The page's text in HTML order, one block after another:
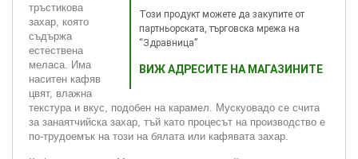
Този продукт можете да закупите от
партньорската, търговска мрежа на
“Здравница”
ВИЖ АДРЕСИТЕ НА МАГАЗИНИТЕ
тръстикова
захар, която
съдържа
естествена
меласа. Има
наситен кафяв
цвят, влажна
текстура и вкус, подобен на карамел. Мускуовадо се счита
за занаятчийска захар, тъй като процесът на производство е
по-трудоемък на този на бялата или кафявата захар.